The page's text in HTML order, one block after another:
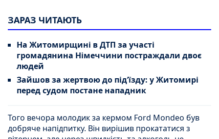
ЗАРАЗ ЧИТАЮТЬ
На Житомирщині в ДТП за участі
громадянина Німеччини постраждали двоє
людей
Зайшов за жертвою до під’їзду: у Житомирі
перед судом постане нападник
Того вечора молодик за кермом Ford Mondeo був
добряче напідпитку. Він вирішив прокататися з